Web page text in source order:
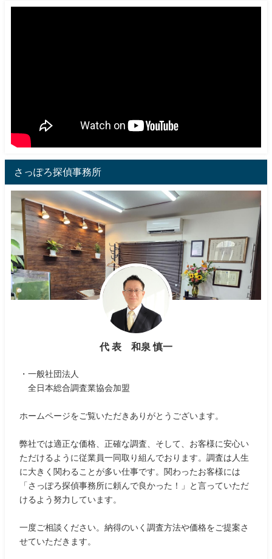
さっぽろ探偵事務所
代 表 和泉 慎一
・一般社団法人
全日本総合調査業協会加盟
ホームページをご覧いただきありがとうございます。
弊社では適正な価格、正確な調査、そして、お客様に安心い
ただけるように従業員一同取り組んでおります。調査は人生
に大きく関わることが多い仕事です。関わったお客様には
「さっぽろ探偵事務所に頼んで良かった！」と言っていただ
けるよう努力しています。
一度ご相談ください。納得のいく調査方法や価格をご提案さ
せていただきます。